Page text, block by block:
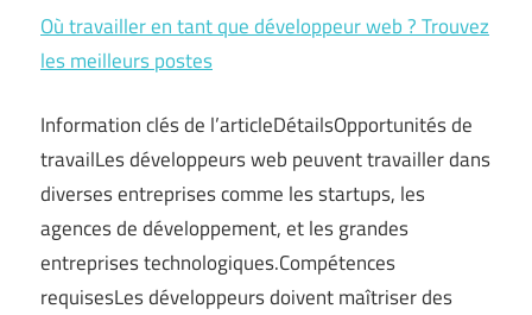
Où travailler en tant que développeur web ? Trouvez
les meilleurs postes
Information clés de l’articleDétailsOpportunités de
travailLes développeurs web peuvent travailler dans
diverses entreprises comme les startups, les
agences de développement, et les grandes
entreprises technologiques.Compétences
requisesLes développeurs doivent maîtriser des